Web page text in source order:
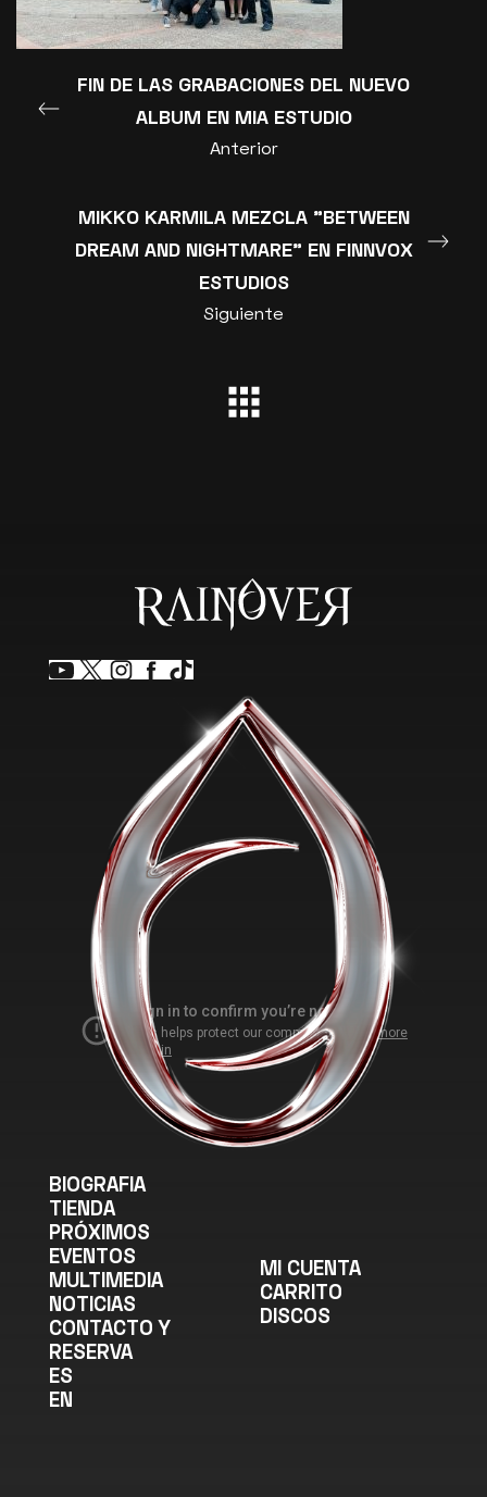
FIN DE LAS GRABACIONES DEL NUEVO
ALBUM EN MIA ESTUDIO
Anterior
MIKKO KARMILA MEZCLA "BETWEEN
DREAM AND NIGHTMARE" EN FINNVOX
ESTUDIOS
Siguiente
BIOGRAFIA
TIENDA
PRÓXIMOS
EVENTOS
MULTIMEDIA
NOTICIAS
CONTACTO Y
RESERVA
ES
EN
MI CUENTA
CARRITO
DISCOS